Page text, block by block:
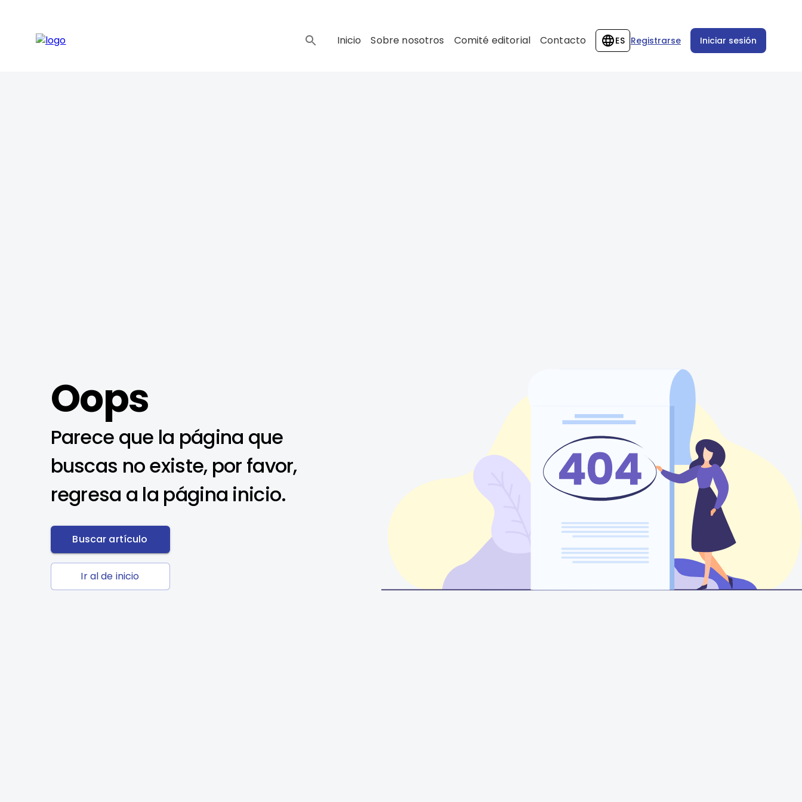
Inicio Sobre nosotros Comité editorial Contacto ES Registrarse Iniciar sesión
Oops
Parece que la página que
buscas no existe, por favor,
regresa a la página inicio.
Buscar artículo
Ir al de inicio